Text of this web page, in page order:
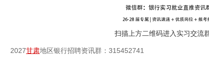
扫描上方二维码进入实习交流
2027甘肃地区银行招聘资讯群：315452741